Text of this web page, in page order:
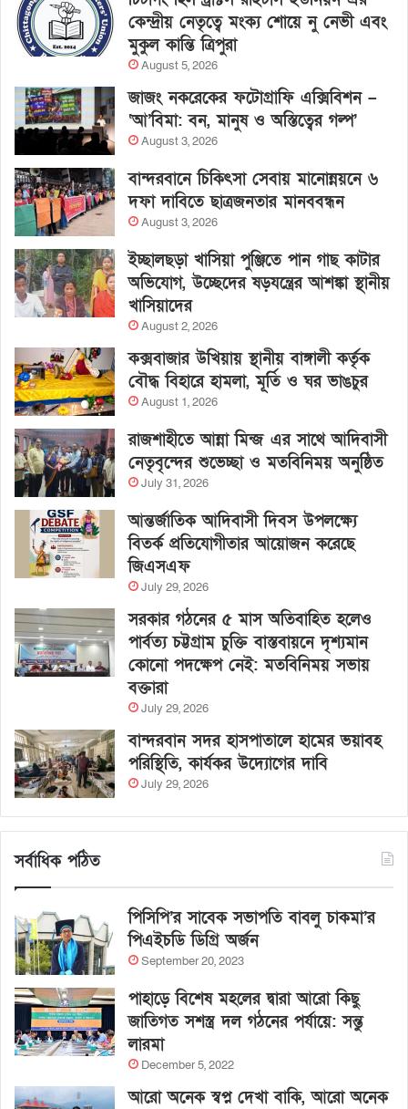
কেন্দ্রীয় নেতৃত্বে মংক্য শোয়ে নু নেভী এবং
মুকুল কান্তি ত্রিপুরা
August 5, 2026
জাজং নকরেকের ফটোগ্রাফি এক্সিবিশন –
‘আ’বিমা: বন, মানুষ ও অস্তিত্বের গল্প’
August 3, 2026
বান্দরবানে চিকিৎসা সেবায় মানোন্নয়নে ৬
দফা দাবিতে ছাত্রজনতার মানববন্ধন
August 3, 2026
ইচ্ছালছড়া খাসিয়া পুঞ্জিতে পান গাছ কাটার
অভিযোগ, উচ্ছেদের ষড়যন্ত্রের আশঙ্কা স্থানীয়
খাসিয়াদের
August 2, 2026
কক্সবাজার উখিয়ায় স্থানীয় বাঙ্গালী কর্তৃক
বৌদ্ধ বিহারে হামলা, মূর্তি ও ঘর ভাঙচুর
August 1, 2026
রাজশাহীতে আন্না মিন্জ এর সাথে আদিবাসী
নেতৃবৃন্দের শুভেচ্ছা ও মতবিনিময় অনুষ্ঠিত
July 31, 2026
আন্তর্জাতিক আদিবাসী দিবস উপলক্ষ্যে
বিতর্ক প্রতিযোগীতার আয়োজন করেছে
জিএসএফ
July 29, 2026
সরকার গঠনের ৫ মাস অতিবাহিত হলেও
পার্বত্য চট্টগ্রাম চুক্তি বাস্তবায়নে দৃশ্যমান
কোনো পদক্ষেপ নেই: মতবিনিময় সভায়
বক্তারা
July 29, 2026
বান্দরবান সদর হাসপাতালে হামের ভয়াবহ
পরিস্থিতি, কার্যকর উদ্যোগের দাবি
July 29, 2026
সর্বাধিক পঠিত
পিসিপি’র সাবেক সভাপতি বাবলু চাকমা’র
পিএইচডি ডিগ্রি অর্জন
September 20, 2023
পাহাড়ে বিশেষ মহলের দ্বারা আরো কিছু
জাতিগত সশস্ত্র দল গঠনের পর্যায়ে: সন্তু
লারমা
December 5, 2022
আরো অনেক স্বপ্ন দেখা বাকি, আরো অনেক